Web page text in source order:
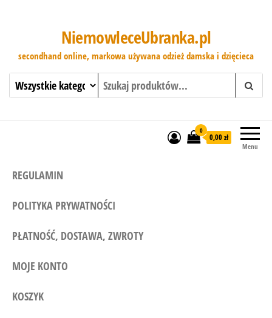
NiemowleceUbranka.pl
secondhand online, markowa używana odzież damska i dzięcieca
Menu
0
0,00 zł
REGULAMIN
POLITYKA PRYWATNOŚCI
PŁATNOŚĆ, DOSTAWA, ZWROTY
MOJE KONTO
KOSZYK